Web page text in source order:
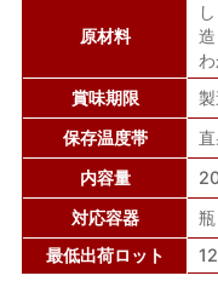
原材料
賞味期限
保存温度帯
内容量
対応容器
瓶
最低出荷ロット